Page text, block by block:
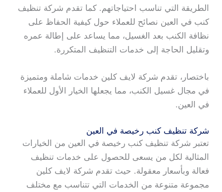
الطريقة التي تناسب احتياجاتهم. كما تقدم شركة تنظيف
كنب في العين نصائح للعملاء حول كيفية الحفاظ على
نظافة الكنب بعد الغسيل، مما يساعد على إطالة عمره
وتقليل الحاجة إلى خدمات التنظيف المتكررة.
باختصار، تقدم شركة لايف كلين خدمات شاملة ومتميزة
في مجال غسيل الكنب، مما يجعلها الخيار الأول للعملاء
في العين.
شركة تنظيف كنب رخيصة في العين
تعتبر شركة تنظيف كنب رخيصة في العين من الخيارات
المثالية لكل من يسعى للحصول على خدمات تنظيف
فعالة وبأسعار معقولة. حيث تقدم شركة لايف كلين
مجموعة متنوعة من الخدمات التي تتناسب مع مختلف